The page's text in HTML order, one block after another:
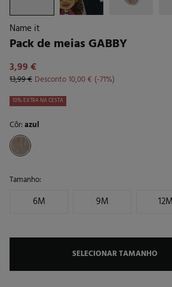
Name it
Pack de meias GABBY
3,99 €
13,99 € Desconto10,00 € 71
10% EXTRA NA CESTA
Côr:azul
Tamanho:
6M 9M 12M
SELECIONAR TAMANHO